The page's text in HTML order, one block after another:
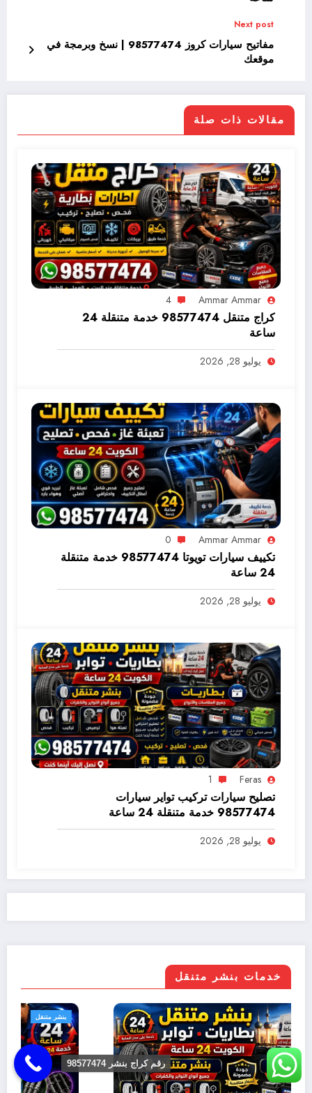
Next post
مفاتيح سيارات كروز 98577474 | نسخ وبرمجة في
موقعك
مقالات ذات صلة
Ammar Ammar
4
كراج متنقل 98577474 خدمة متنقلة 24
ساعة
يوليو 28, 2026
Ammar Ammar
0
تكييف سيارات تويوتا 98577474 خدمة متنقلة
24 ساعة
يوليو 28, 2026
Feras
1
تصليح سيارات تركيب تواير سيارات
98577474 خدمة متنقلة 24 ساعة
يوليو 28, 2026
خدمات بنشر متنقل
بنشر متنقل
رقم كراج بنشر 98577474